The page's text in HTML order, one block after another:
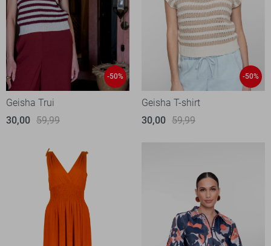
-50%
Geisha Trui
30,00 59,99
-50%
Geisha T-shirt
30,00 59,99